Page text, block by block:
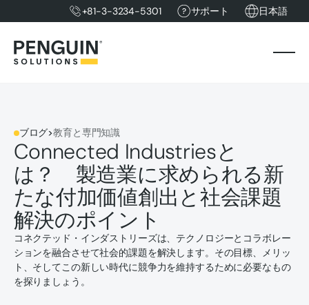
+81-3-3234-5301 サポート 日本語
ブログ>教育と専門知識
Connected Industriesと
は？ 製造業に求められる新
たな付加価値創出と社会課題
解決のポイント
コネクテッド・インダストリーズは、テクノロジーとコラボレー
ションを融合させて社会的課題を解決します。その目標、メリッ
ト、そしてこの新しい時代に競争力を維持するために必要なもの
を探りましょう。